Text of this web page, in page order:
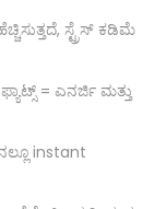
ಸ್ಟ್ರೆಸ್ ಕಡಿಮೆ
= ಎನರ್ಜಿ ಮತ್ತು
instant